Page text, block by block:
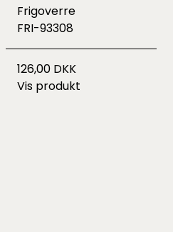
Frigoverre
FRI-93308
126,00 DKK
Vis produkt